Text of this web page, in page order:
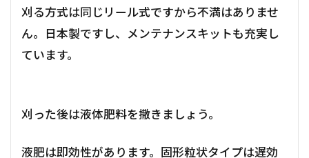
刈る方式は同じリール式ですから不満はありませ
ん。日本製ですし、メンテナンスキットも充実し
ています。
刈った後は液体肥料を撒きましょう。
液肥は即効性があります。固形粒状タイプは遅効